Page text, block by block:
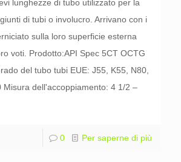
lunghezze di tubo utilizzato per la
di tubi o involucro. Arrivano con i
sulla loro superficie esterna
voti. Prodotto:API Spec 5CT OCTG
del tubo tubi EUE: J55, K55, N80,
Misura dell'accoppiamento: 4 1/2 –
0 Per saperne di più